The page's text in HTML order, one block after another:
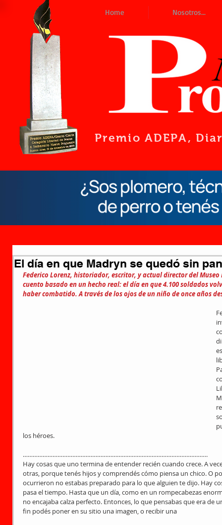
Home Nosotros...
Premio ADEPA,
El día en que Madryn se quedó sin pan
Federico Lorenz, historiador, escritor, y actual director del
cuento basado en un hecho real: el día en que 4.100 soldados
haber combatido. A través de los ojos de un niño de once años
los héroes.
………………………………………………………………………………………………….
Hay cosas que uno termina de entender recién cuando crece. A
otras, porque tenés hijos y comprendés cómo piensa un chico. O
ocurrieron no estabas preparado para lo que alguien te dijo. Hay
pasa el tiempo. Hasta que un día, como en un rompecabezas
no encajaba calza perfecto. Entonces, lo que pensabas que era de
fin podés poner en su sitio una imagen, o recibir una